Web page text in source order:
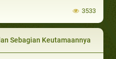
3533
Sebagian Keutamaannya